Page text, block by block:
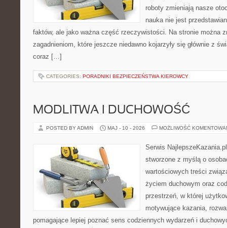
roboty zmieniają nasze
nauka nie jest
faktów, ale jako ważna część rzeczywistości. Na stronie można
zagadnieniom, które jeszcze niedawno kojarzyły się głównie z
coraz […]
CATEGORIES: PORADNIKI BEZPIECZEŃSTWA KIEROWCY
MODLITWA I DUCHOWOŚĆ
POSTED BY ADMIN MAJ - 10 - 2026 MOŻLIWOŚĆ
Serwis
stworzone z myślą o
wartościowych treści
życiem duchowym oraz
przestrzeń, w której
motywujące kazania,
pomagające lepiej poznać sens codziennych wydarzeń i